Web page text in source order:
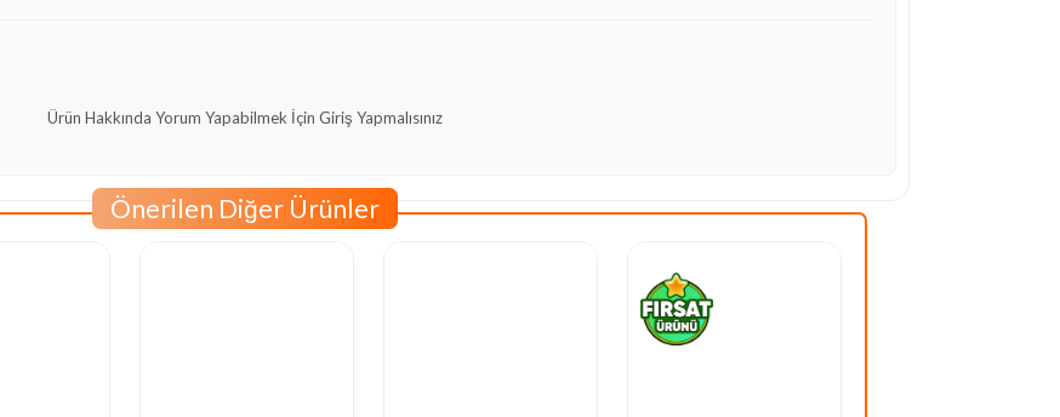
Ürün Hakkında Yorum Yapabilmek İçin Giriş Yapmalısınız
Önerilen Diğer Ürünler